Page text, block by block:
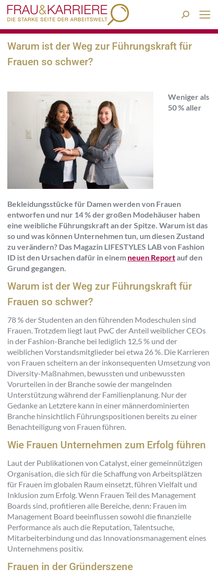
Search:
Warum ist der Weg zur Führungskraft für
Frauen so schwer?
Weniger als
50 % aller
Bekleidungsstücke für Damen werden von Frauen
entworfen und nur 14 % der großen Modehäuser haben
eine weibliche Führungskraft an der Spitze. Warum ist das
so und was können Unternehmen tun, um diesen Zustand
zu verändern? Das Magazin LIFESTYLES LAB von Fashion
ID ist den Ursachen dafür in einem neuen Reportauf den
Grund gegangen.
Warum ist der Weg zur Führungskraft für
Frauen so schwer?
78 % der Studenten an den führenden Modeschulen sind
Frauen. Trotzdem liegt laut PwC der Anteil weiblicher CEOs
in der Fashion-Branche bei lediglich 12,5 % und der
weiblichen Vorstandsmitglieder bei etwa 26 %. Die Karrieren
von Frauen scheitern an der inkonsequenten Umsetzung von
Diversity-Maßnahmen, bewussten und unbewussten
Vorurteilen in der Branche sowie der mangelnden
Unterstützung während der Familienplanung. Nur der
Gedanke an Letztere kann in einer männerdominierten
Branche hinsichtlich Führungspositionen bereits zu einer
Benachteiligung von Frauen führen.
Wie Frauen Unternehmen zum Erfolg führen
Laut der Publikationen von Catalyst, einer gemeinnützigen
Organisation, die sich für die Schaffung von Arbeitsplätzen
für Frauen im globalen Raum einsetzt, führen Vielfalt und
Inklusion zum Erfolg. Wenn Frauen Teil des Management
Boards sind, profitieren alle Bereiche, denn: Frauen im
Management Board beeinflussen sowohl die finanzielle
Performance als auch die Reputation, Talentsuche,
Mitarbeiterbindung und das Innovationsmanagement eines
Unternehmens positiv.
Frauen in der Gründerszene